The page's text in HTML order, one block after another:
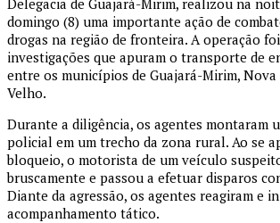
Delegacia de Guajará-Mirim, realizou na
domingo (8) uma importante ação de
drogas na região de fronteira. A operação
investigações que apuram o transporte de
entre os municípios de Guajará-Mirim, Nova
Velho.
Durante a diligência, os agentes montaram
policial em um trecho da zona rural. Ao se
bloqueio, o motorista de um veículo
bruscamente e passou a efetuar disparos
Diante da agressão, os agentes reagiram e
acompanhamento tático.